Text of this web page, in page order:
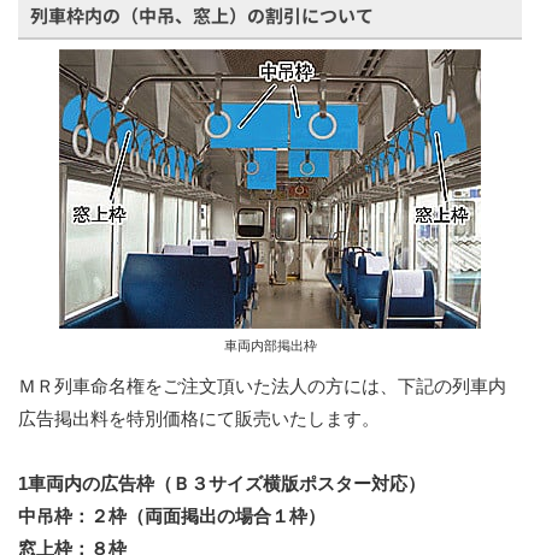
列車枠内の（中吊、窓上）の割引について
車両内部掲出枠
ＭＲ列車命名権をご注文頂いた法人の方には、下記の列車内
広告掲出料を特別価格にて販売いたします。
1車両内の広告枠（Ｂ３サイズ横版ポスター対応）
中吊枠：２枠（両面掲出の場合１枠）
窓上枠：８枠